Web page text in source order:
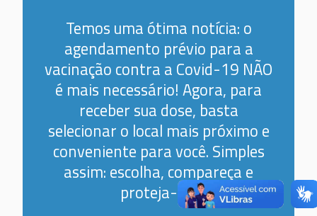
Temos uma ótima notícia: o
agendamento prévio para a
vacinação contra a Covid-19 NÃO
é mais necessário! Agora, para
receber sua dose, basta
selecionar o local mais próximo e
conveniente para você. Simples
assim: escolha, compareça e
proteja-se!